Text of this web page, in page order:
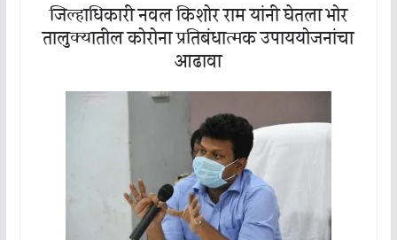
जिल्हाधिकारी नवल किशोर राम यांनी घेतला भोर
तालुक्यातील कोरोना प्रतिबंधात्मक उपाययोजनांचा
आढावा